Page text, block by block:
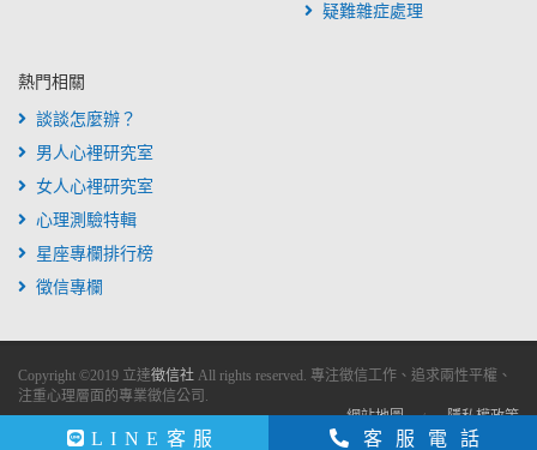
客服電話
LINE客服
疑難雜症處理
熱門相關
談談怎麼辦？
男人心裡研究室
女人心裡研究室
心理測驗特輯
星座專欄排行榜
徵信專欄
Copyright ©2019 立達徵信社 All rights reserved. 專注徵信工作、追求兩性平權、
注重心理層面的專業徵信公司.
網站地圖
隱私權政策